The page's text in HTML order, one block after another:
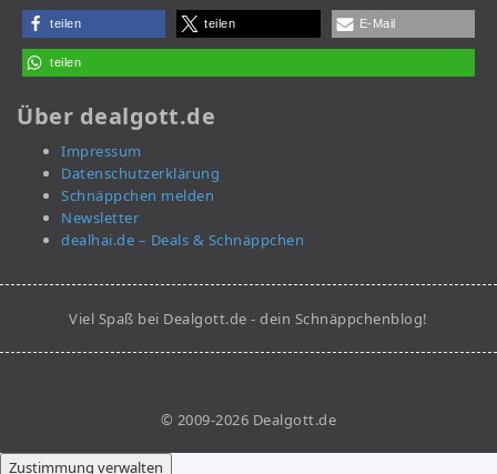
teilen teilen E-Mail
teilen
Über dealgott.de
Impressum
Datenschutzerklärung
Schnäppchen melden
Newsletter
dealhai.de – Deals & Schnäppchen
Viel Spaß bei Dealgott.de - dein Schnäppchenblog!
© 2009-2026 Dealgott.de
Zustimmung verwalten